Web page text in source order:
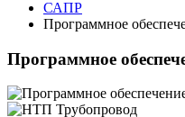
САПР
Программное
Программное